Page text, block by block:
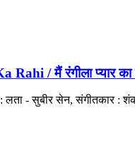
/ मैं रंगीला प्यार का
लता - सुबीर सेन, संगीतकार :